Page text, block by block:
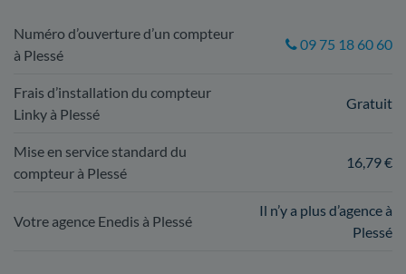
Numéro d’ouverture d’un compteur
à Plessé
09 75 18 60 60
Frais d’installation du compteur
Linky à Plessé
Gratuit
Mise en service standard du
compteur à Plessé
16,79 €
Votre agence Enedis à Plessé
Il n’y a plus d’agence à
Plessé